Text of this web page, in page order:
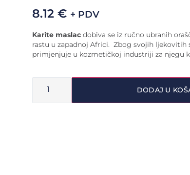
8.12 € + PDV
Karite maslac dobiva se iz ručno ubranih
rastu u zapadnoj Africi. Zbog svojih ljekovitih
primjenjuje u kozmetičkoj industriji za njegu
DODAJ U